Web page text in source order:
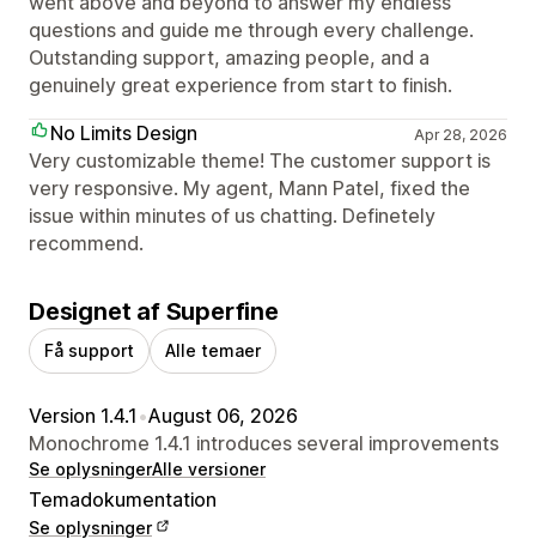
questions and guide me through every challenge.
Outstanding support, amazing people, and a
genuinely great experience from start to finish.
No Limits Design
Apr 28, 2026
Very customizable theme! The customer support is
very responsive. My agent, Mann Patel, fixed the
issue within minutes of us chatting. Definetely
recommend.
Designet af Superfine
Få support Alle temaer
Version 1.4.1 •August 06, 2026
Monochrome 1.4.1 introduces several improvements
Se oplysningerAlle versioner
Temadokumentation
Se oplysninger